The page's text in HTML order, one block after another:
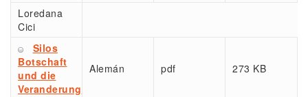
Loredana
Cici
Silos
Botschaft
und die
Veranderung
Alemán pdf 273 KB